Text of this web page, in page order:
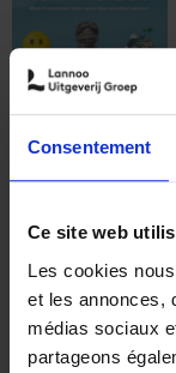
Consentement
Ce site web
Les cookies
et les annonces,
médias sociaux
partageons